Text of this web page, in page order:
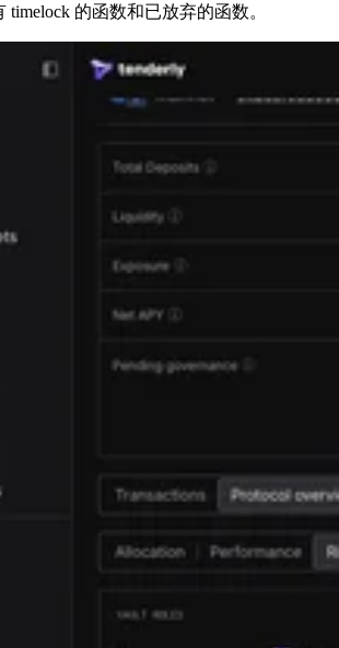
timelock 的函数和已放弃的函数。